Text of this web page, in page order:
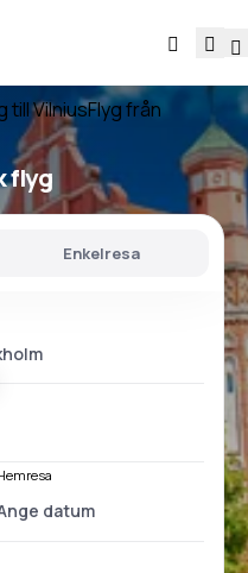
till VilniusFlyg från
flyg
Enkelresa